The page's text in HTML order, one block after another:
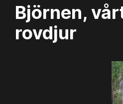
Björnen,
rovdjur